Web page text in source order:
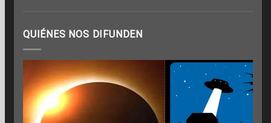
QUIÉNES NOS DIFUNDEN